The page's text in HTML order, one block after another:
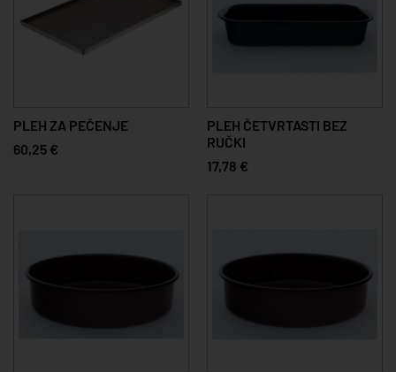
PLEH ZA PEČENJE
60,25 €
PLEH ČETVRTASTI BEZ
RUČKI
17,78 €